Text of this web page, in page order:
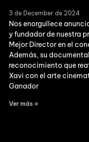
3 de December de 2024
Nos enorgullece
y fundador de nuestra
Mejor Director en el
Además, su
reconocimiento que
Xavi con el arte
Ganador
Ver más »